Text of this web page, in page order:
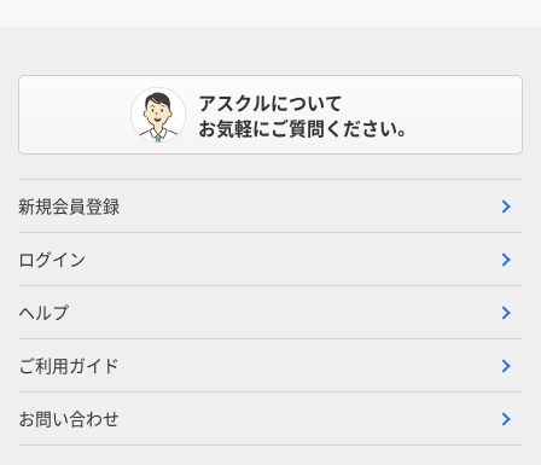
アスクルについて
お気軽にご質問ください。
新規会員登録
ログイン
ヘルプ
ご利用ガイド
お問い合わせ